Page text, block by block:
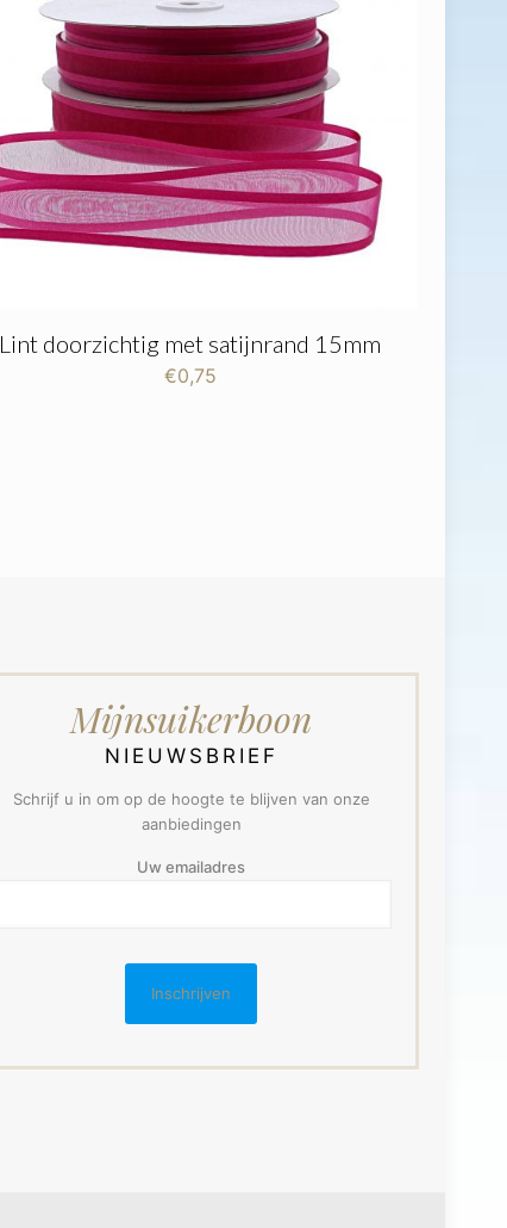
Lint doorzichtig met satijnrand 15mm
€0,75
Mijnsuikerboon
NIEUWSBRIEF
Schrijf u in om op de hoogte te blijven van onze
aanbiedingen
Uw emailadres